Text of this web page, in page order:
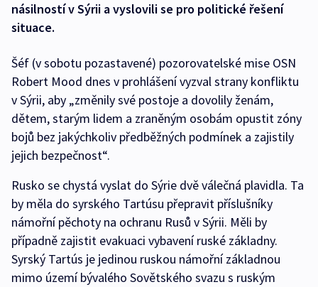
násilností v Sýrii a vyslovili se pro politické řešení
situace.
Šéf (v sobotu pozastavené) pozorovatelské mise OSN
Robert Mood dnes v prohlášení vyzval strany konfliktu
v Sýrii, aby „změnily své postoje a dovolily ženám,
dětem, starým lidem a zraněným osobám opustit zóny
bojů bez jakýchkoliv předběžných podmínek a zajistily
jejich bezpečnost“.
Rusko se chystá vyslat do Sýrie dvě válečná plavidla. Ta
by měla do syrského Tartúsu přepravit příslušníky
námořní pěchoty na ochranu Rusů v Sýrii. Měli by
případně zajistit evakuaci vybavení ruské základny.
Syrský Tartús je jedinou ruskou námořní základnou
mimo území bývalého Sovětského svazu s ruským